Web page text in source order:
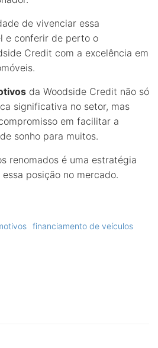
de vivenciar essa
e conferir de perto o
Credit com a excelência em
da Woodside Credit não só
significativa no setor, mas
em facilitar a
sonho para muitos.
renomados é uma estratégia
posição no mercado.
financiamento de veículos